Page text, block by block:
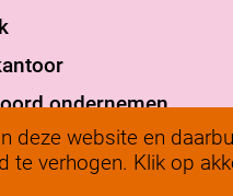
ondernemen
62 14 32
website en
te verhogen. Klik op